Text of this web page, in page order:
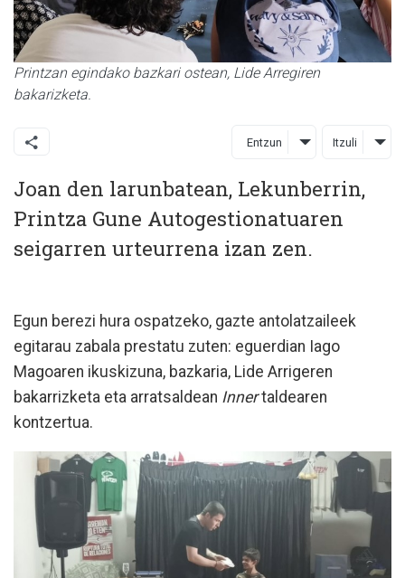
Printzan egindako bazkari ostean, Lide Arregiren
bakarizketa.
Entzun Itzuli
Joan den larunbatean, Lekunberrin,
Printza Gune Autogestionatuaren
seigarren urteurrena izan zen.
Egun berezi hura ospatzeko, gazte antolatzaileek
egitarau zabala prestatu zuten: eguerdian Iago
Magoaren ikuskizuna, bazkaria, Lide Arrigeren
bakarrizketa eta arratsaldean Innertaldearen
kontzertua.